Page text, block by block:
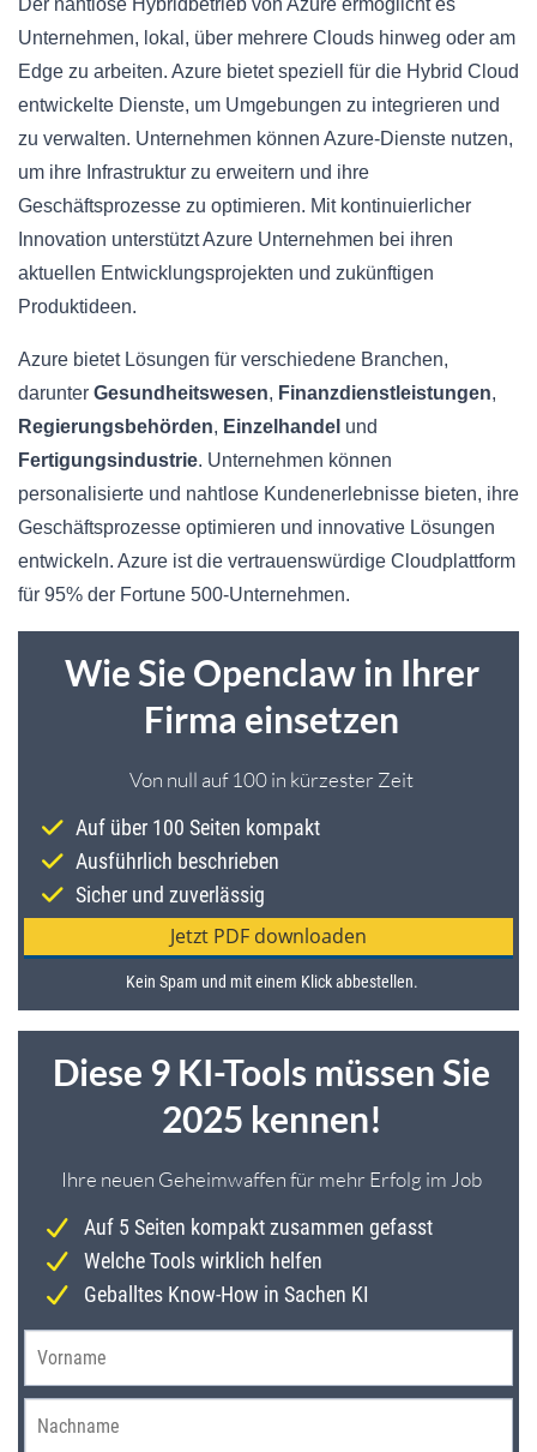
Der nahtlose Hybridbetrieb von Azure ermöglicht es
Unternehmen, lokal, über mehrere Clouds hinweg oder am
Edge zu arbeiten. Azure bietet speziell für die Hybrid Cloud
entwickelte Dienste, um Umgebungen zu integrieren und
zu verwalten. Unternehmen können Azure-Dienste nutzen,
um ihre Infrastruktur zu erweitern und ihre
Geschäftsprozesse zu optimieren. Mit kontinuierlicher
Innovation unterstützt Azure Unternehmen bei ihren
aktuellen Entwicklungsprojekten und zukünftigen
Produktideen.
Azure bietet Lösungen für verschiedene Branchen,
darunter Gesundheitswesen, Finanzdienstleistungen,
Regierungsbehörden, Einzelhandel und
Fertigungsindustrie. Unternehmen können
personalisierte und nahtlose Kundenerlebnisse bieten, ihre
Geschäftsprozesse optimieren und innovative Lösungen
entwickeln. Azure ist die vertrauenswürdige Cloudplattform
für 95% der Fortune 500-Unternehmen.